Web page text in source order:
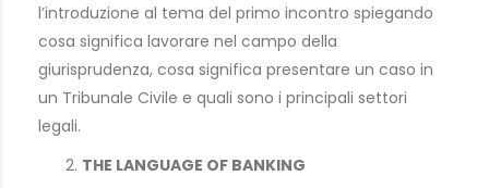
l’introduzione al tema del primo incontro spiegando
cosa significa lavorare nel campo della
giurisprudenza, cosa significa presentare un caso in
un Tribunale Civile e quali sono i principali settori
legali.
THE LANGUAGE OF BANKING